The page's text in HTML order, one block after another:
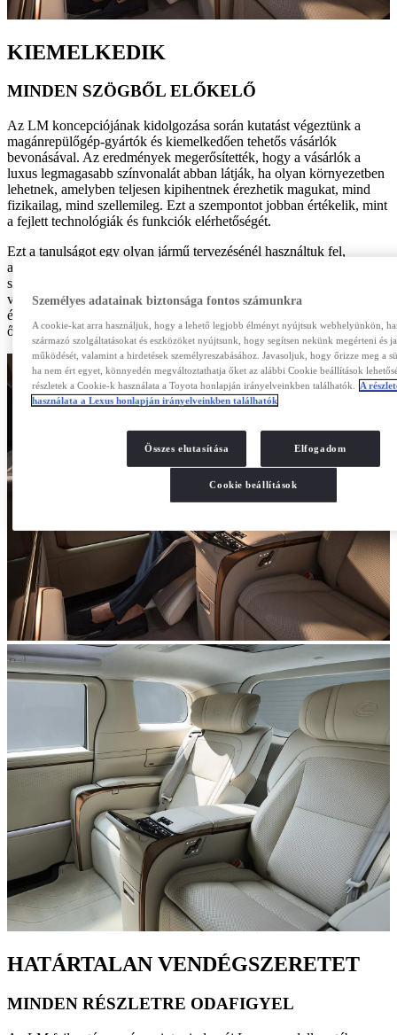
KIEMELKEDIK
MINDEN SZÖGBŐL ELŐKELŐ
Az LM koncepciójának kidolgozása során kutatást végeztünk a
magánrepülőgép-gyártók és kiemelkedően tehetős vásárlók
bevonásával. Az eredmények megerősítették, hogy a vásárlók a
luxus legmagasabb színvonalát abban látják, ha olyan környezetben
lehetnek, amelyben teljesen kipihentnek érezhetik magukat, mind
fizikailag, mind szellemileg. Ezt a szempontot jobban értékelik, mint
a fejlett technológiák és funkciók elérhetőségét.
Ezt a tanulságot egy olyan jármű tervezésénél használtuk fel,
amelyben az utasok teljesen „gondtalannak” érezhetik magukat,
személyre szabott kényelem kíséretében. Ez az Omotenashi
vendégszeretet elve, melynek lényege, hogy az emberek úgy
érezzék, szívesen látják őket és törődnek velük, éppen úgy, ahogyan
ők bánnak az otthonukba érkező vendégekkel.
HATÁRTALAN VENDÉGSZERETET
MINDEN RÉSZLETRE ODAFIGYEL
Személyes adatainak biztonsága fontos számunkra
A cookie-kat arra használjuk, hogy a lehető legjobb élményt nyújtsuk webhelyünkön,
származó szolgáltatásokat és eszközöket nyújtsunk, hogy segítsen nekünk megérteni és
működését, valamint a hirdetések személyreszabásához. Javasoljuk, hogy őrizze meg a
ha nem ért egyet, könnyedén megváltoztathatja őket az alábbi Cookie beállítások
részletek a Cookie-k használata a Toyota honlapján irányelveinkben találhatók.
A
használata a Lexus honlapján irányelveinkben találhatók
Összes elutasítása Elfogadom
Cookie beállítások